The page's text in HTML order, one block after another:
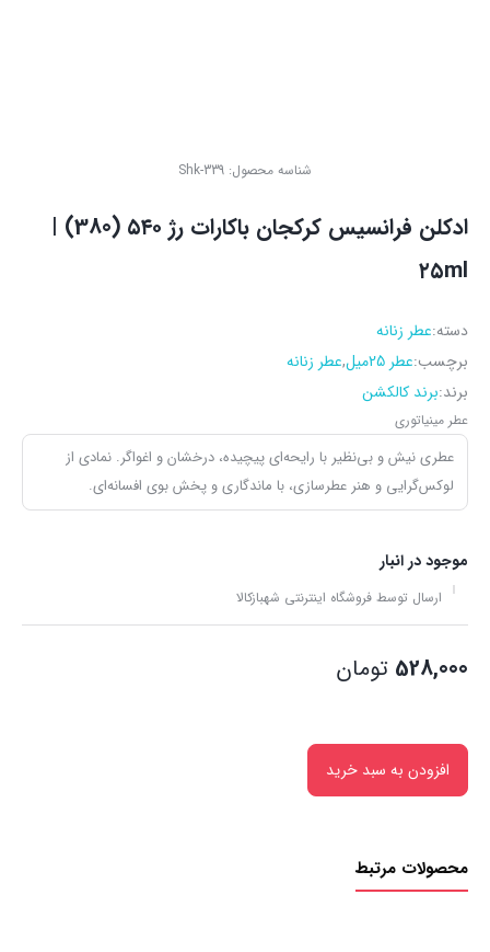
شناسه محصول: Shk-339
ادکلن فرانسیس کرکجان باکارات رژ ۵۴۰ (380) |
۲۵ml
دسته:عطر زنانه
برچسب:عطر 25میل ,عطر زنانه
برند:برند کالکشن
عطر مینیاتوری
عطری نیش و بی‌نظیر با رایحه‌ای پیچیده، درخشان و اغواگر. نمادی از
لوکس‌گرایی و هنر عطرسازی، با ماندگاری و پخش بوی افسانه‌ای.
موجود در انبار
ارسال توسط فروشگاه اینترنتی شهبازکالا
528,000 تومان
افزودن به سبد خرید
محصولات مرتبط